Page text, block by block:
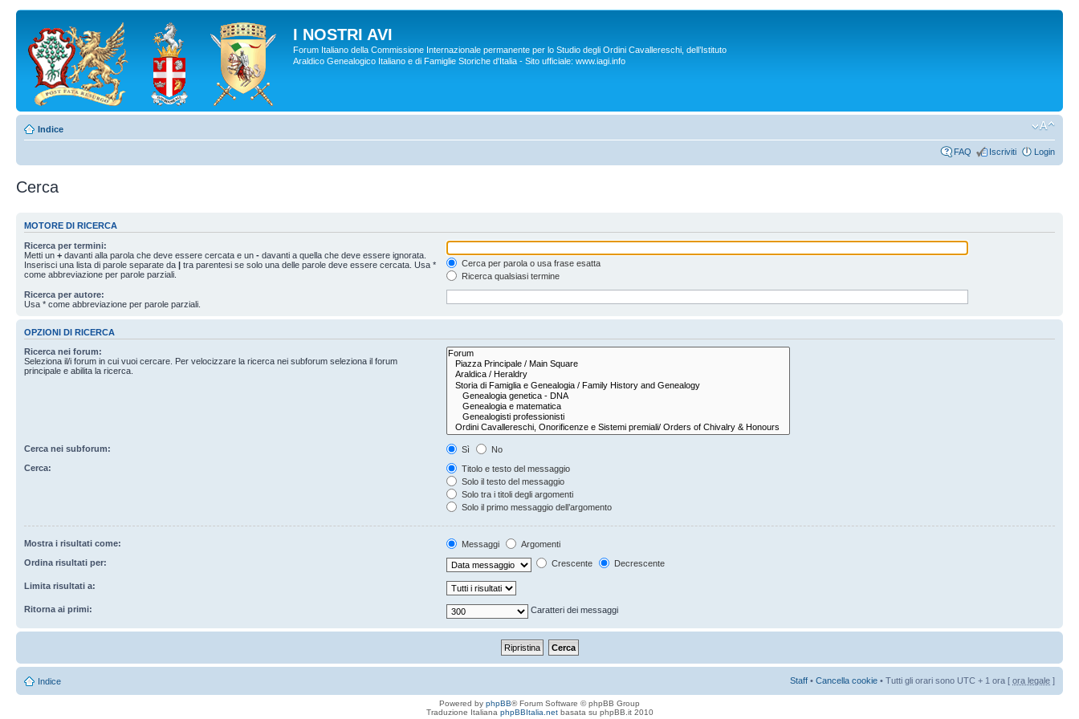
I NOSTRI AVI
Forum Italiano della Commissione Internazionale permanente per lo Studio degli Ordini Cavallereschi, dell’Istituto
Araldico Genealogico Italiano e di Famiglie Storiche d'Italia - Sito ufficiale: www.iagi.info
Indice
FAQ Iscriviti Login
Cerca
MOTORE DI RICERCA
Ricerca per termini:
Metti un + davanti alla parola che deve essere cercata e un - davanti a quella che deve essere ignorata.
Inserisci una lista di parole separate da | tra parentesi se solo una delle parole deve essere cercata. Usa *
come abbreviazione per parole parziali.
Cerca per parola o usa frase esatta
Ricerca qualsiasi termine
Ricerca per autore:
Usa * come abbreviazione per parole parziali.
OPZIONI DI RICERCA
Ricerca nei forum:
Seleziona il/i forum in cui vuoi cercare. Per velocizzare la ricerca nei subforum seleziona il forum
principale e abilita la ricerca.
Cerca nei subforum: Sì
No
Cerca:
Titolo e testo del messaggio
Solo il testo del messaggio
Solo tra i titoli degli argomenti
Solo il primo messaggio dell’argomento
Mostra i risultati come: Messaggi
Argomenti
Ordina risultati per:
Crescente Decrescente
Limita risultati a:
Ritorna ai primi: Caratteri dei messaggi
Indice Staff • Cancella cookie • Tutti gli orari sono UTC + 1 ora [ ora legale ]
Powered by phpBB® Forum Software © phpBB Group
Traduzione Italiana phpBBItalia.netbasata su phpBB.it 2010